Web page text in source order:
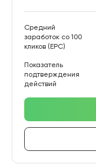
Средний
заработок со 100
кликов (EPC)
Показатель
подтверждения
действий